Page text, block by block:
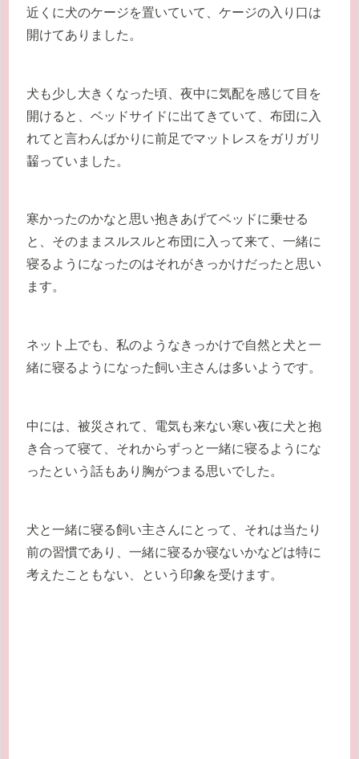
近くに犬のケージを置いていて、ケージの入り口は
開けてありました。
犬も少し大きくなった頃、夜中に気配を感じて目を
開けると、ベッドサイドに出てきていて、布団に入
れてと言わんばかりに前足でマットレスをガリガリ
齧っていました。
寒かったのかなと思い抱きあげてベッドに乗せる
と、そのままスルスルと布団に入って来て、一緒に
寝るようになったのはそれがきっかけだったと思い
ます。
ネット上でも、私のようなきっかけで自然と犬と一
緒に寝るようになった飼い主さんは多いようです。
中には、被災されて、電気も来ない寒い夜に犬と抱
き合って寝て、それからずっと一緒に寝るようにな
ったという話もあり胸がつまる思いでした。
犬と一緒に寝る飼い主さんにとって、それは当たり
前の習慣であり、一緒に寝るか寝ないかなどは特に
考えたこともない、という印象を受けます。